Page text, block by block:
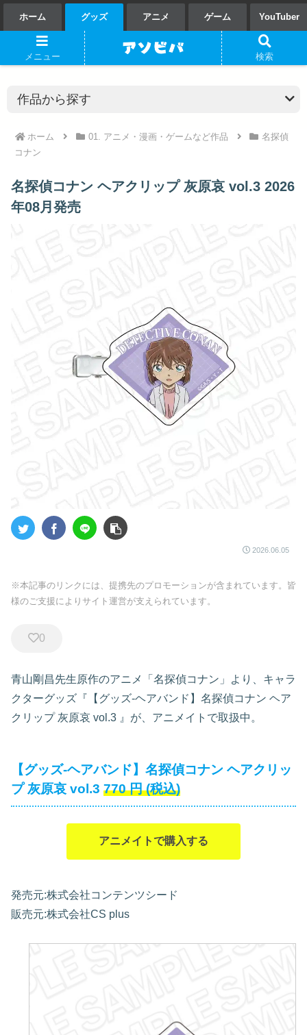
ホーム グッズ アニメ ゲーム YouTuber
ホーム 01. アニメ・漫画・ゲームなど作品
名探偵
コナン
名探偵コナン ヘアクリップ 灰原哀 vol.3 2026
年08月発売
2026.06.05
※本記事のリンクには、提携先のプロモーションが含まれています。皆
様のご支援によりサイト運営が支えられています。
0
青山剛昌先生原作のアニメ「名探偵コナン」より、キャラ
クターグッズ『【グッズ-ヘアバンド】名探偵コナン ヘア
クリップ 灰原哀 vol.3 』が、アニメイトで取扱中。
【グッズ-ヘアバンド】名探偵コナン ヘアクリッ
プ 灰原哀 vol.3 770 円 (税込)
アニメイトで購入する
発売元:株式会社コンテンツシード
販売元:株式会社CS plus
メニュー 検索